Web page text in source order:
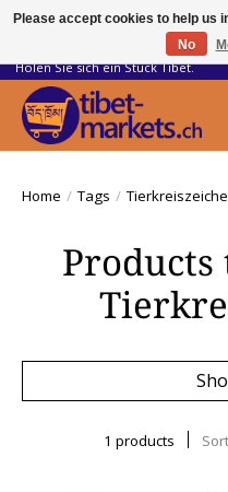
Handwerkskunst vom Dach der
Holen Sie sich ein Stück Tibet.
Home / Tags /
1 products
Please accept cookies to help us
No